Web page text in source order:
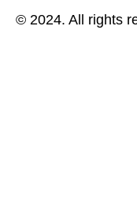
© 2024. All rights